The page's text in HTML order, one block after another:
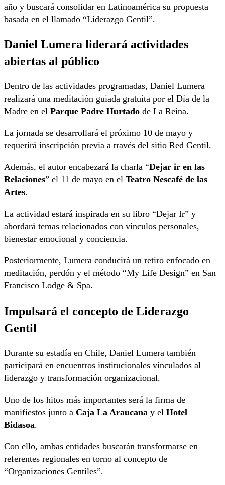
año y buscará consolidar en Latinoamérica su propuesta
basada en el llamado “Liderazgo Gentil”.
Daniel Lumera liderará actividades
abiertas al público
Dentro de las actividades programadas, Daniel Lumera
realizará una meditación guiada gratuita por el Día de la
Madre en el Parque Padre Hurtado de La Reina.
La jornada se desarrollará el próximo 10 de mayo y
requerirá inscripción previa a través del sitio Red Gentil.
Además, el autor encabezará la charla “Dejar ir en las
Relaciones” el 11 de mayo en el Teatro Nescafé de las
Artes.
La actividad estará inspirada en su libro “Dejar Ir” y
abordará temas relacionados con vínculos personales,
bienestar emocional y conciencia.
Posteriormente, Lumera conducirá un retiro enfocado en
meditación, perdón y el método “My Life Design” en San
Francisco Lodge & Spa.
Impulsará el concepto de Liderazgo
Gentil
Durante su estadía en Chile, Daniel Lumera también
participará en encuentros institucionales vinculados al
liderazgo y transformación organizacional.
Uno de los hitos más importantes será la firma de
manifiestos junto a Caja La Araucana y el Hotel
Bidasoa.
Con ello, ambas entidades buscarán transformarse en
referentes regionales en torno al concepto de
“Organizaciones Gentiles”.